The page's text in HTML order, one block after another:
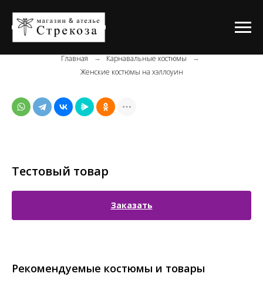
Главная → Карнавальные костюмы →
Женские костюмы на хэллоуин
Тестовый товар
Заказать
Рекомендуемые костюмы и товары